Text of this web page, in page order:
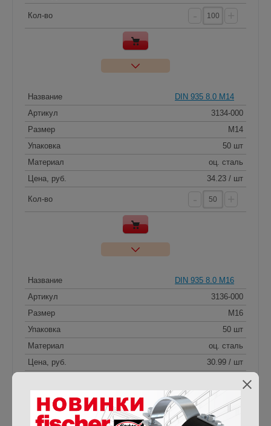
Кол-во
Название
DIN 935 8.0 M14
Артикул
3134-000
Размер
M14
Упаковка
50 шт
Материал
оц. сталь
Цена, руб.
34.23 / шт
Кол-во
Название
DIN 935 8.0 M16
Артикул
3136-000
Размер
M16
Упаковка
50 шт
Материал
оц. сталь
Цена, руб.
30.99 / шт